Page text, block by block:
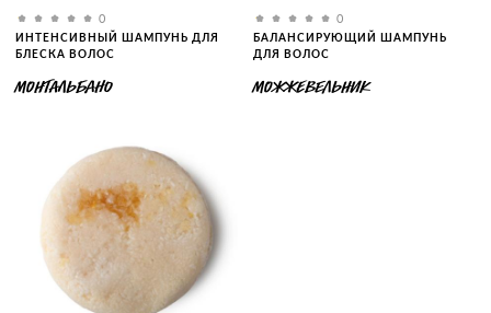
0
ИНТЕНСИВНЫЙ ШАМПУНЬ ДЛЯ
БЛЕСКА ВОЛОС
МОНТАЛЬБАНО
0
БАЛАНСИРУЮЩИЙ ШАМПУНЬ
ДЛЯ ВОЛОС
МОЖЖЕВЕЛЬНИК